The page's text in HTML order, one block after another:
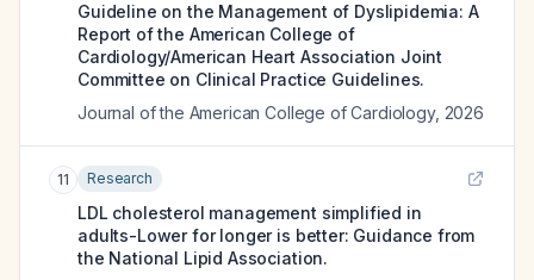
Guideline on the Management of Dyslipidemia: A
Report of the American College of
Cardiology/American Heart Association Joint
Committee on Clinical Practice Guidelines.
Journal of the American College of Cardiology, 2026
11 Research
LDL cholesterol management simplified in
adults-Lower for longer is better: Guidance from
the National Lipid Association.